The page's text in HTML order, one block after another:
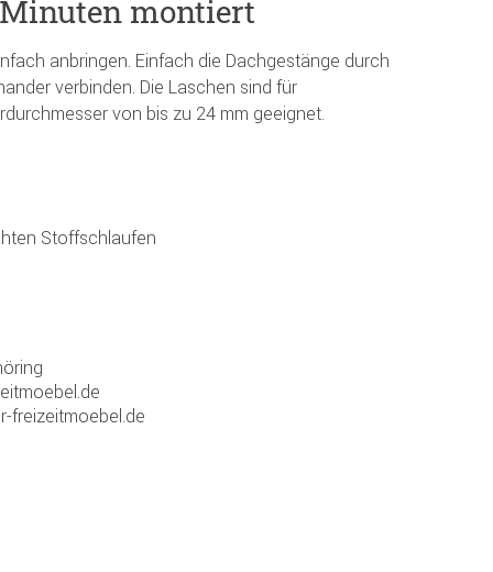
montiert
anbringen. Einfach die Dachgestänge durch
verbinden. Die Laschen sind für
von bis zu 24 mm geeignet.
Stoffschlaufen
freizeitmoebel.de